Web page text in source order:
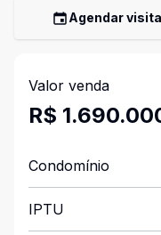
Agendar visita
Valor venda
R$
Condomínio
IPTU